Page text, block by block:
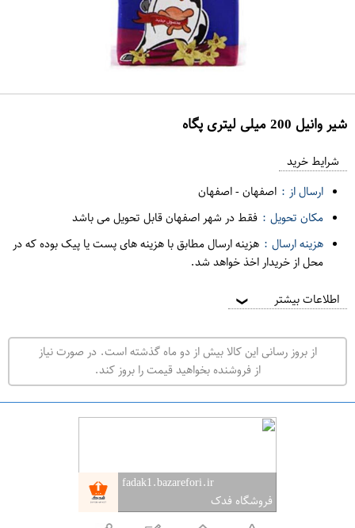
شیر وانيل 200 میلی لیتری پگاه
ف
ر
ت
ه
ر
ا
ص
ه
شرایط خرید
ارسال از : اصفهان-اصفهان
مکان تحویل : فقط در شهر اصفهان قابل تحویل می باشد
هزینه ارسال : هزینه ارسال مطابق با هزینه های پست یا پیک بوده که در
محل از خریدار اخذ خواهد شد.
اطلاعات بیشتر ❯
از بروز رسانی این کالا بیش از دو ماه گذشته است. در صورت نیاز
از فروشنده بخواهید قیمت را بروز کند.
fadak1.bazarefori.ir
فروشگاه فدک